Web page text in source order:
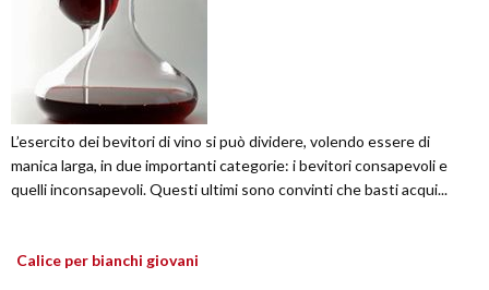
L’esercito dei bevitori di vino si può dividere, volendo essere di
manica larga, in due importanti categorie: i bevitori consapevoli e
quelli inconsapevoli. Questi ultimi sono convinti che basti acqui...
Calice per bianchi giovani